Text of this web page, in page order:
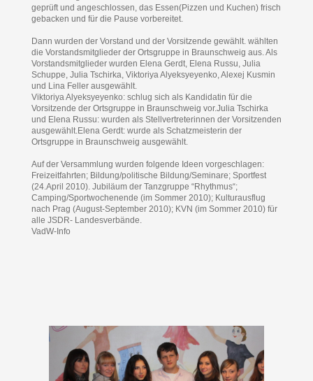
geprüft und angeschlossen, das Essen(Pizzen und Kuchen) frisch
gebacken und für die Pause vorbereitet.
Dann wurden der Vorstand und der Vorsitzende gewählt. wählten
die Vorstandsmitglieder der Ortsgruppe in Braunschweig aus. Als
Vorstandsmitglieder wurden Elena Gerdt, Elena Russu, Julia
Schuppe, Julia Tschirka, Viktoriya Alyeksyeyenko, Alexej Kusmin
und Lina Feller ausgewählt.
Viktoriya Alyeksyeyenko: schlug sich als Kandidatin für die
Vorsitzende der Ortsgruppe in Braunschweig vor.Julia Tschirka
und Elena Russu: wurden als Stellvertreterinnen der Vorsitzenden
ausgewählt.Elena Gerdt: wurde als Schatzmeisterin der
Ortsgruppe in Braunschweig ausgewählt.
Auf der Versammlung wurden folgende Ideen vorgeschlagen:
Freizeitfahrten; Bildung/politische Bildung/Seminare; Sportfest
(24.April 2010). Jubiläum der Tanzgruppe “Rhythmus“;
Camping/Sportwochenende (im Sommer 2010); Kulturausflug
nach Prag (August-September 2010); KVN (im Sommer 2010) für
alle JSDR- Landesverbände.
VadW-Info